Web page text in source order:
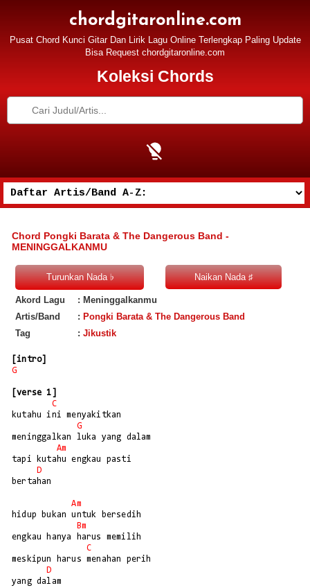
chordgitaronline.com
Pusat Chord Kunci Gitar Dan Lirik Lagu Online Terlengkap Paling Update
Bisa Request chordgitaronline.com
Koleksi Chords
Chord Pongki Barata & The Dangerous Band -
MENINGGALKANMU
Akord Lagu
: Meninggalkanmu
Artis/Band
: Pongki Barata & The Dangerous Band
Tag
: Jikustik
[intro]
G
[verse 1]
C
kutahu ini menyakitkan
G
meninggalkan luka yang dalam
Am
tapi kutahu engkau pasti
D
bertahan
Am
hidup bukan untuk bersedih
Bm
engkau hanya harus memilih
C
meskipun harus menahan perih
D
yang dalam